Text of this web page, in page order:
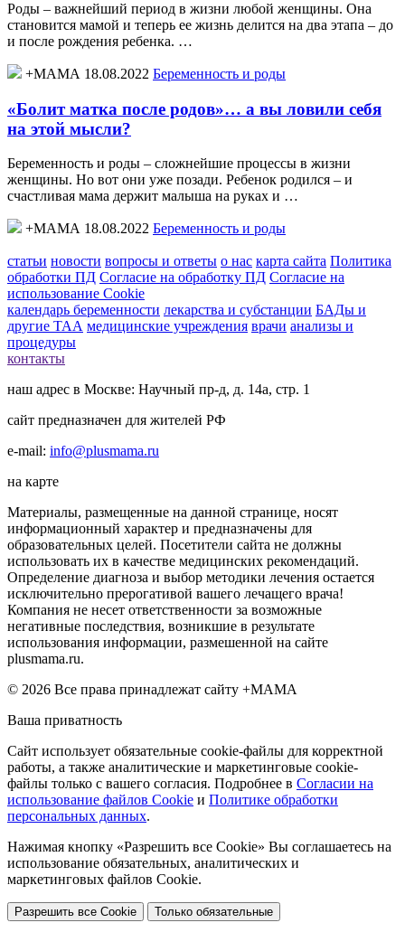
Роды – важнейший период в жизни любой женщины. Она
становится мамой и теперь ее жизнь делится на два этапа – до
и после рождения ребенка. …
+МАМА 18.08.2022 Беременность и роды
«Болит матка после родов»… а вы ловили себя
на этой мысли?
Беременность и роды – сложнейшие процессы в жизни
женщины. Но вот они уже позади. Ребенок родился – и
счастливая мама держит малыша на руках и …
+МАМА 18.08.2022 Беременность и роды
статьи новости вопросы и ответы о нас карта сайта Политика
обработки ПД Согласие на обработку ПД Согласие на
использование Cookie
календарь беременности лекарства и субстанции БАДы и
другие ТАА медицинские учреждения врачи анализы и
процедуры
контакты
наш адрес в Москве: Научный пр-д, д. 14а, стр. 1
сайт предназначен для жителей РФ
e-mail: info@plusmama.ru
на карте
Материалы, размещенные на данной странице, носят
информационный характер и предназначены для
образовательных целей. Посетители сайта не должны
использовать их в качестве медицинских рекомендаций.
Определение диагноза и выбор методики лечения остается
исключительно прерогативой вашего лечащего врача!
Компания не несет ответственности за возможные
негативные последствия, возникшие в результате
использования информации, размешенной на сайте
plusmama.ru.
© 2026 Все права принадлежат сайту +МАМА
Ваша приватность
Сайт использует обязательные cookie-файлы для корректной
работы, а также аналитические и маркетинговые cookie-
файлы только с вашего согласия. Подробнее в Согласии на
использование файлов Cookie и Политике обработки
персональных данных.
Нажимая кнопку «Разрешить все Cookie» Вы соглашаетесь на
использование обязательных, аналитических и
маркетинговых файлов Cookie.
Разрешить все Cookie Только обязательные